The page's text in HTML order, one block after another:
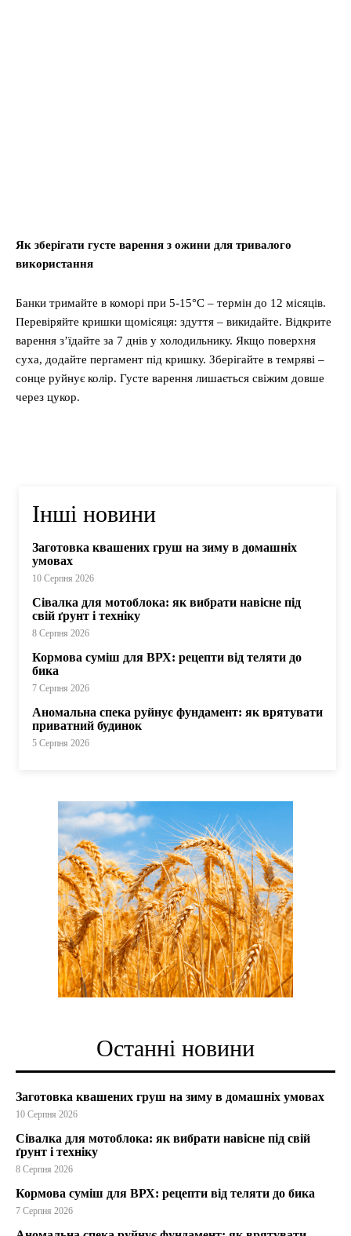
Як зберігати густе варення з ожини для тривалого
використання
Банки тримайте в коморі при 5-15°C – термін до 12 місяців.
Перевіряйте кришки щомісяця: здуття – викидайте. Відкрите
варення з’їдайте за 7 днів у холодильнику. Якщо поверхня
суха, додайте пергамент під кришку. Зберігайте в темряві –
сонце руйнує колір. Густе варення лишається свіжим довше
через цукор.
Інші новини
Заготовка квашених груш на зиму в домашніх
умовах
10 Серпня 2026
Сівалка для мотоблока: як вибрати навісне під
свій ґрунт і техніку
8 Серпня 2026
Кормова суміш для ВРХ: рецепти від теляти до
бика
7 Серпня 2026
Аномальна спека руйнує фундамент: як врятувати
приватний будинок
5 Серпня 2026
Останні новини
Заготовка квашених груш на зиму в домашніх умовах
10 Серпня 2026
Сівалка для мотоблока: як вибрати навісне під свій
ґрунт і техніку
8 Серпня 2026
Кормова суміш для ВРХ: рецепти від теляти до бика
7 Серпня 2026